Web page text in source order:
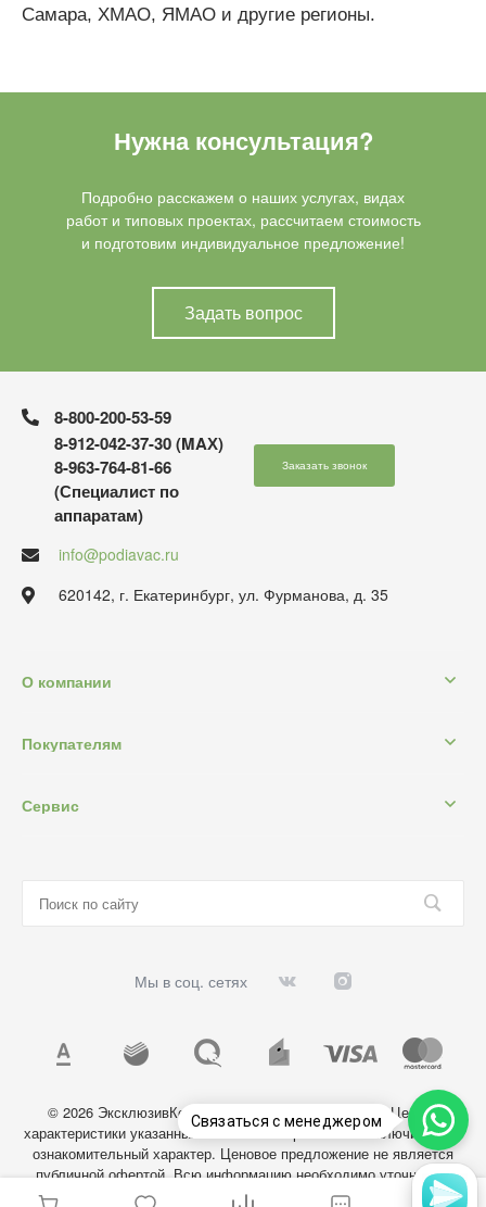
Самара, ХМАО, ЯМАО и другие регионы.
Нужна консультация?
Подробно расскажем о наших услугах, видах
работ и типовых проектах, рассчитаем стоимость
и подготовим индивидуальное предложение!
Задать вопрос
8-800-200-53-59
8-912-042-37-30 (MAХ)
8-963-764-81-66
(Специалист по
аппаратам)
Заказать звонок
info@podiavac.ru
620142, г. Екатеринбург, ул. Фурманова, д. 35
О компании
Покупателям
Сервис
Мы в соц. сетях
© 2026 ЭксклюзивКосметик, Все права защищены. Цены и
характеристики указанных на сайте товаров носят исключительно
ознакомительный характер. Ценовое предложение не является
публичной офертой. Всю информацию необходимо уточнять у
администратора магазина.
Связаться с менеджером